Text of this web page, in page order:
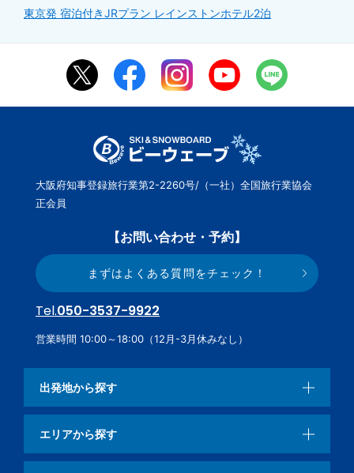
東京発 宿泊付きJRプラン レインストンホテル2泊
大阪府知事登録旅行業第2-2260号/（一社）全国旅行業協会
正会員
【お問い合わせ・予約】
まずはよくある質問をチェック！
Tel.050-3537-9922
営業時間 10:00～18:00（12月-3月休みなし）
出発地から探す
エリアから探す